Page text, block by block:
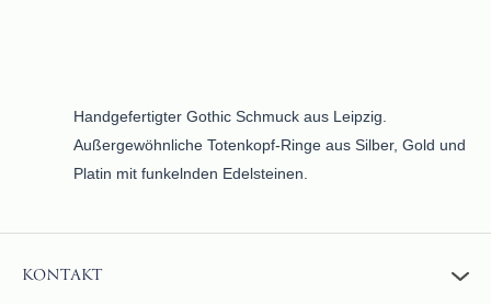
Handgefertigter Gothic Schmuck aus Leipzig.
Außergewöhnliche Totenkopf-Ringe aus Silber, Gold und
Platin mit funkelnden Edelsteinen.
KONTAKT